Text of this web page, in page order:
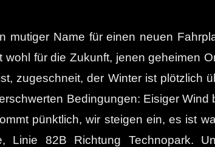
mutiger Name für einen neuen
für die Zukunft, jenen geheimen
zugeschneit, der Winter ist
Bedingungen: Eisiger
pünktlich, wir steigen ein, es ist
Linie 82B Richtung Technopark.